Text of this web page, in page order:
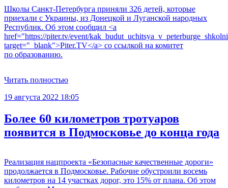
Школы Санкт-Петербурга приняли 326 детей, которые
приехали с Украины, из Донецкой и Луганской народных
Республик. Об этом сообщил <a
href="https://piter.tv/event/
target="_blank">Piter.TV</a> со ссылкой на комитет
по образованию.
Читать полностью
19 августа 2022 18:05
Более 60 километров тротуаров
появится в Подмосковье до конца года
Реализация нацпроекта «Безопасные качественные дороги»
продолжается в Подмосковье. Рабочие обустроили восемь
километров на 14 участках дорог, это 15% от плана. Об этом